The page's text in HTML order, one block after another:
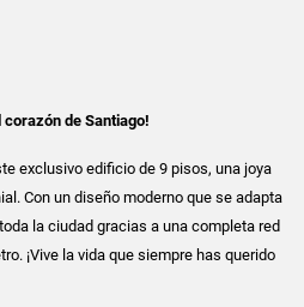
corazón de Santiago!
exclusivo edificio de 9 pisos, una joya
Con un diseño moderno que se adapta
la ciudad gracias a una completa red
¡Vive la vida que siempre has querido